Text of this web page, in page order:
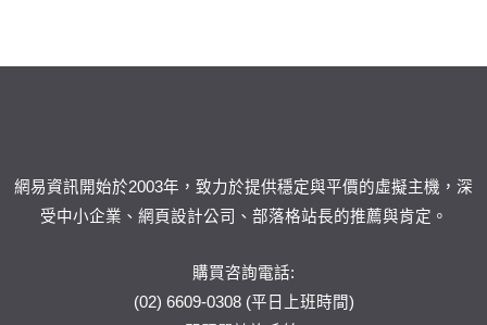
網易資訊開始於2003年，致力於提供穩定與平價的虛擬主機，深
受中小企業、網頁設計公司、部落格站長的推薦與肯定。
購買咨詢電話:
(02) 6609-0308 (平日上班時間)